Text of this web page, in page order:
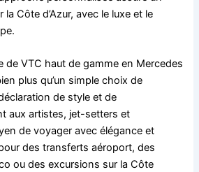
Côte d’Azur, avec le luxe et le
de VTC haut de gamme en Mercedes
plus qu’un simple choix de
de style et de
aux artistes, jet-setters et
de voyager avec élégance et
des transferts aéroport, des
ou des excursions sur la Côte